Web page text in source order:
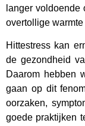
langer voldoende
overtollige warmte
Hittestress kan
de gezondheid
Daarom hebben
gaan op dit
oorzaken,
goede praktijken